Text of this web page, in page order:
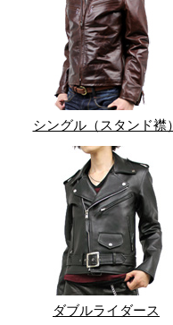
シングル（スタンド襟）
ダブルライダース